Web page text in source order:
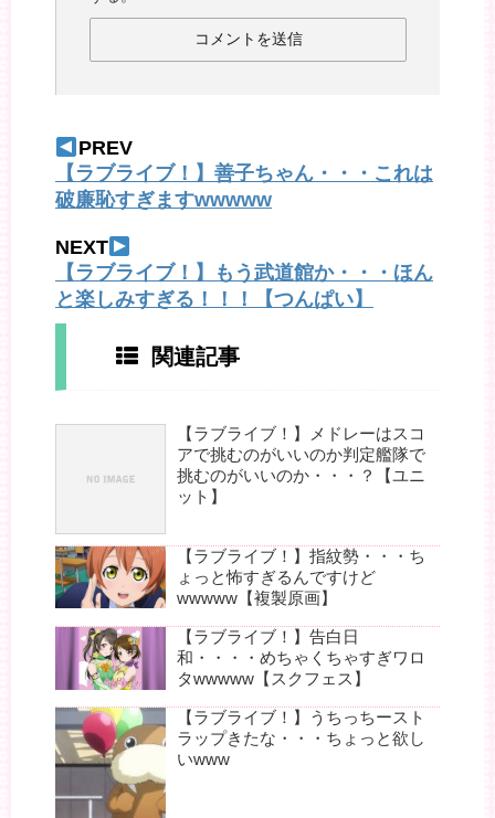
PREV
【ラブライブ！】善子ちゃん・・・これは
破廉恥すぎますwwwww
NEXT
【ラブライブ！】もう武道館か・・・ほん
と楽しみすぎる！！！【つんぱい】
関連記事
【ラブライブ！】メドレーはスコ
アで挑むのがいいのか判定艦隊で
挑むのがいいのか・・・？【ユニ
ット】
【ラブライブ！】指紋勢・・・ち
ょっと怖すぎるんですけど
wwwww【複製原画】
【ラブライブ！】告白日
和・・・・めちゃくちゃすぎワロ
タwwwww【スクフェス】
【ラブライブ！】うちっちースト
ラップきたな・・・ちょっと欲し
いwww